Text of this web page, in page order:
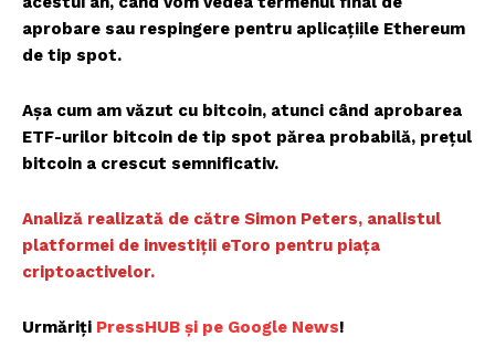
aprobare sau respingere pentru aplicațiile Ethereum
de tip spot.
Așa cum am văzut cu bitcoin, atunci când aprobarea
ETF-urilor bitcoin de tip spot părea probabilă, prețul
bitcoin a crescut semnificativ.
Analiză realizată de către Simon Peters, analistul
platformei de investiții eToro pentru piața
criptoactivelor.
Urmăriți PressHUB și pe Google News!